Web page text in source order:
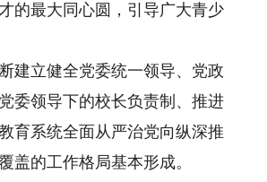
的最大同心圆，引导广大青少
立健全党委统一领导、党政
委领导下的校长负责制、推进
育系统全面从严治党向纵深推
的工作格局基本形成。